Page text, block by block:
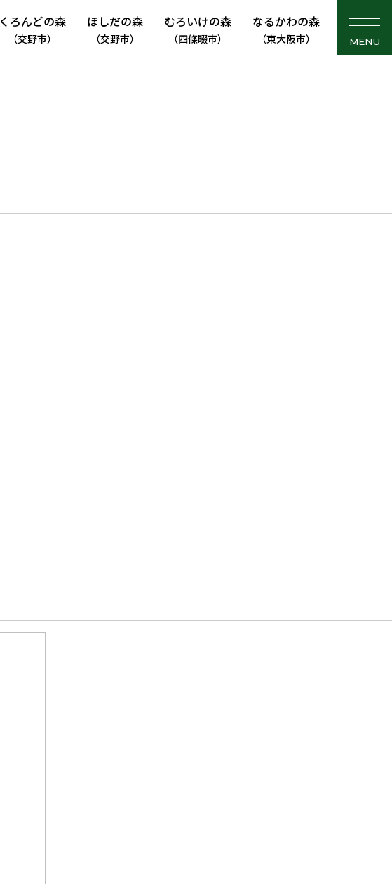
くろんどの森
（交野市）
ほしだの森
（交野市）
むろいけの森
（四條畷市）
なるかわの森
（東大阪市） MENU